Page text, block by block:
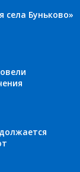
села Буньково»